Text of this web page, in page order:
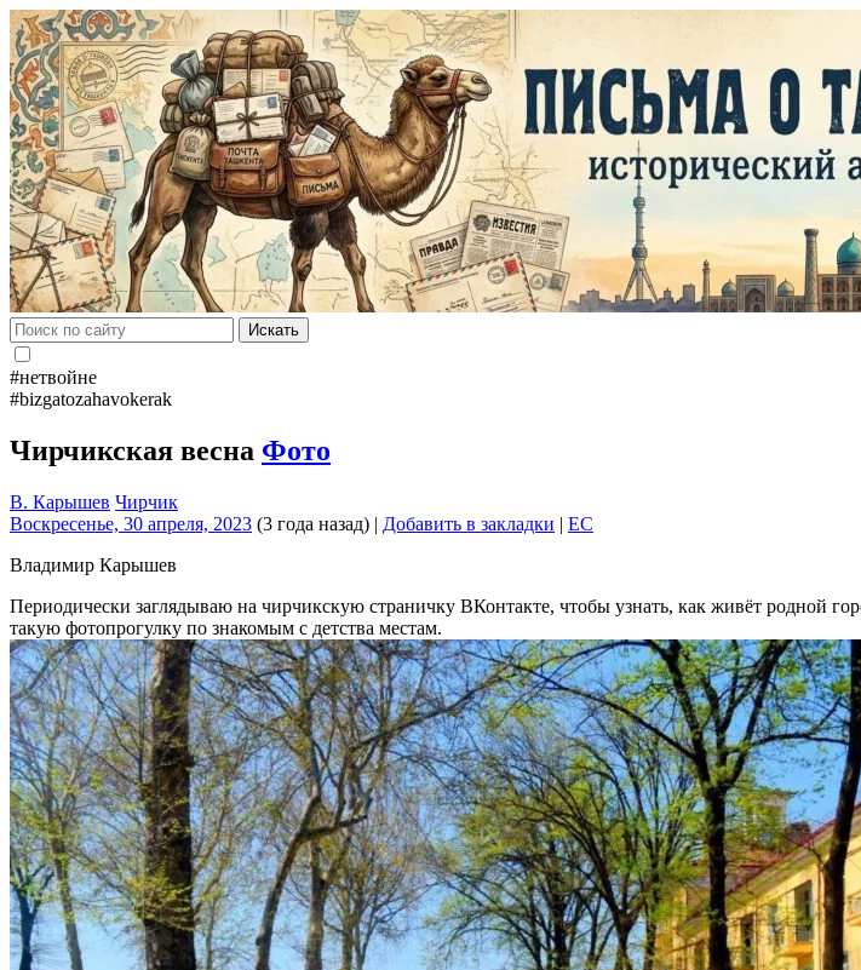
Искать
#нетвойне
#bizgatozahavokerak
Чирчикская весна Фото
В. Карышев Чирчик
Воскресенье, 30 апреля, 2023 (3 года назад) | Добавить в закладки | EC
Владимир Карышев
Периодически заглядываю на чирчикскую страничку ВКонтакте, чтобы узнать, как живёт родной
такую фотопрогулку по знакомым с детства местам.